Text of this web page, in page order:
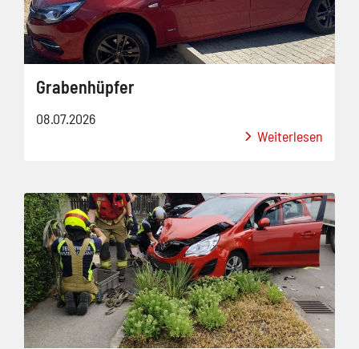
Grabenhüpfer
08.07.2026
Weiterlesen